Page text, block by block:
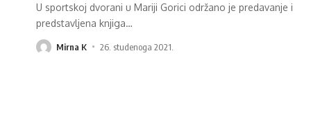
U sportskoj dvorani u Mariji Gorici održano je predavanje i
predstavljena knjiga…
Mirna K 26. studenoga 2021.